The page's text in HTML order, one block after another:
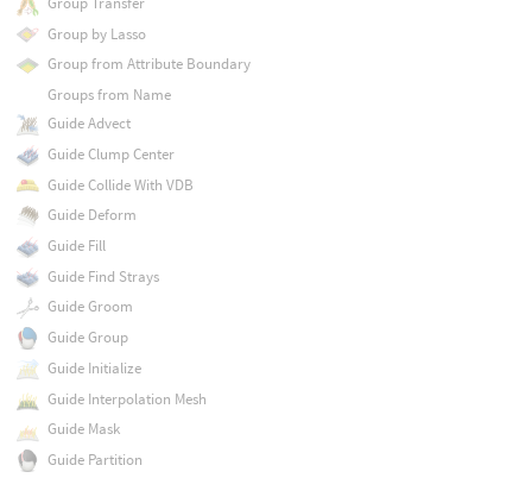
Group by Lasso
Group from Attribute Boundary
Groups from Name
Guide Advect
Guide Clump Center
Guide Collide With VDB
Guide Deform
Guide Fill
Guide Find Strays
Guide Groom
Guide Group
Guide Initialize
Guide Interpolation Mesh
Guide Mask
Guide Partition